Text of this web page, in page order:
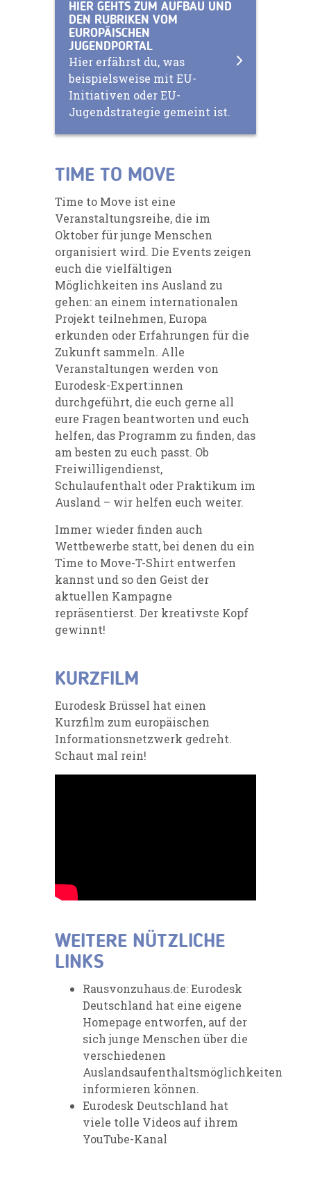
HIER GEHTS ZUM AUFBAU UND
DEN RUBRIKEN VOM
EUROPÄISCHEN
JUGENDPORTAL
Hier erfährst du, was
beispielsweise mit EU-
Initiativen oder EU-
Jugendstrategie gemeint ist.
TIME TO MOVE
Time to Move ist eine
Veranstaltungsreihe, die im
Oktober für junge Menschen
organisiert wird. Die Events zeigen
euch die vielfältigen
Möglichkeiten ins Ausland zu
gehen: an einem internationalen
Projekt teilnehmen, Europa
erkunden oder Erfahrungen für die
Zukunft sammeln. Alle
Veranstaltungen werden von
Eurodesk-Expert:innen
durchgeführt, die euch gerne all
eure Fragen beantworten und euch
helfen, das Programm zu finden, das
am besten zu euch passt. Ob
Freiwilligendienst,
Schulaufenthalt oder Praktikum im
Ausland – wir helfen euch weiter.
Immer wieder finden auch
Wettbewerbe statt, bei denen du ein
Time to Move-T-Shirt entwerfen
kannst und so den Geist der
aktuellen Kampagne
repräsentierst. Der kreativste Kopf
gewinnt!
KURZFILM
Eurodesk Brüssel hat einen
Kurzfilm zum europäischen
Informationsnetzwerk gedreht.
Schaut mal rein!
WEITERE NÜTZLICHE
LINKS
Rausvonzuhaus.de:Eurodesk
Deutschland hat eine eigene
Homepage entworfen, auf der
sich junge Menschen über die
verschiedenen
Auslandsaufenthaltsmöglichkeiten
informieren können.
Eurodesk Deutschland hat
viele tolle Videos auf ihrem
YouTube-Kanal